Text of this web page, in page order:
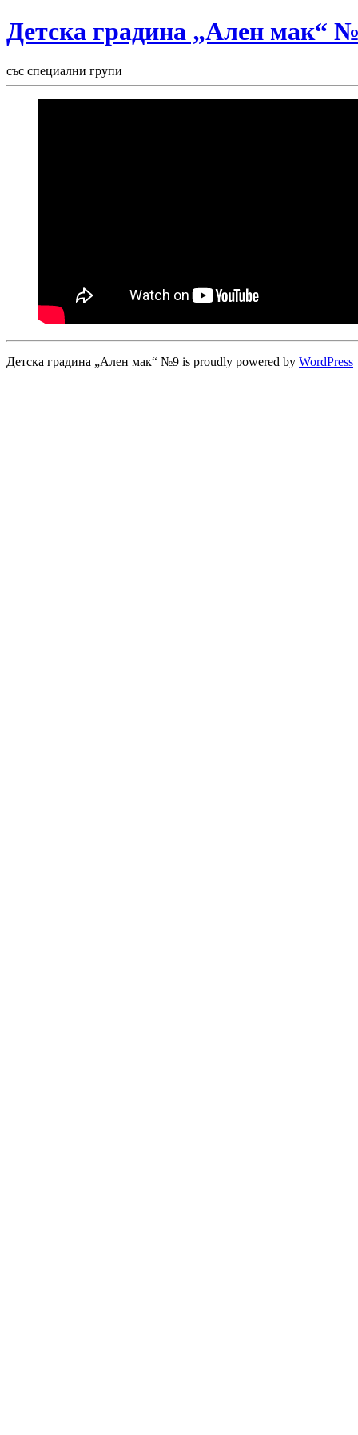
Детска градина „Ален мак“
със специални групи
Детска градина „Ален мак“ №9 is proudly powered by WordPress